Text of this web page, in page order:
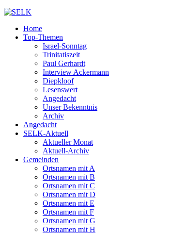
Home
Top-Themen
Israel-Sonntag
Trinitatiszeit
Paul Gerhardt
Interview Ackermann
Diepkloof
Lesenswert
Angedacht
Unser Bekenntnis
Archiv
Angedacht
SELK-Aktuell
Aktueller Monat
Aktuell-Archiv
Gemeinden
Ortsnamen mit A
Ortsnamen mit B
Ortsnamen mit C
Ortsnamen mit D
Ortsnamen mit E
Ortsnamen mit F
Ortsnamen mit G
Ortsnamen mit H